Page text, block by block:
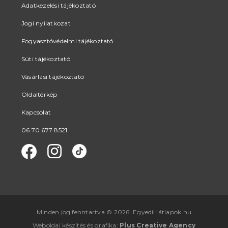
Adatkezelési tájékoztató
Jogi nyilatkozat
Fogyasztóvédelmi tájékoztató
Süti tájékoztató
Vásárlási tájékoztató
Oldaltérkép
Kapcsolat
06 70 677 8521
Minden jog fenntartva © 2026. EgyediHátlapok.hu
Weboldal készítés ésgrafika : Plus Creative Agency